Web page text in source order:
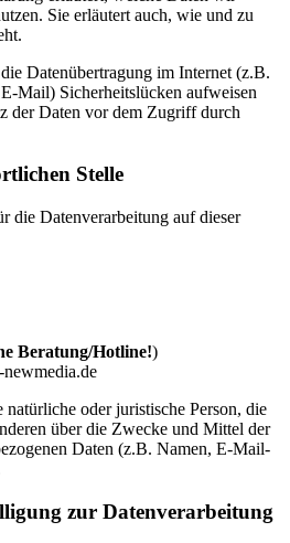
Sie erläutert auch, wie und zu
Datenübertragung im Internet (z.B.
Mail) Sicherheitslücken aufweisen
der Daten vor dem Zugriff durch
Stelle
die Datenverarbeitung auf dieser
Beratung/Hotline!)
oder juristische Person, die
über die Zwecke und Mittel der
Daten (z.B. Namen, E-Mail-
zur Datenverarbeitung